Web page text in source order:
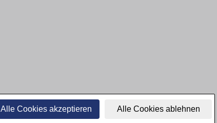
Alle Cookies akzeptieren Alle Cookies ablehnen